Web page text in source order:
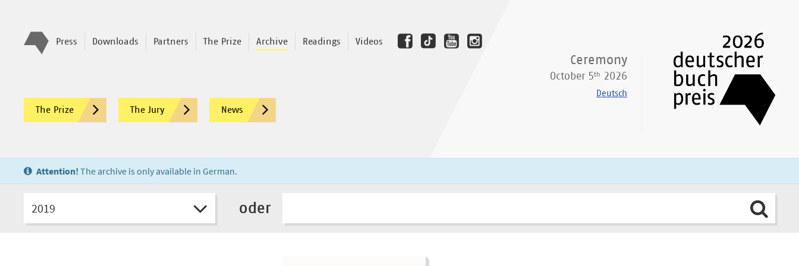
Ceremony
October 5th 2026
Deutsch
Press Downloads Partners The Prize Archive Readings Videos
The Prize The Jury News
Attention! The archive is only available in German.
2019 oder